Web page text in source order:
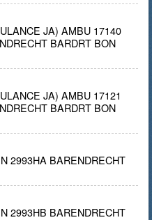
JA) AMBU 17140
BARDRT BON
JA) AMBU 17121
BARDRT BON
2993HA BARENDRECHT
2993HB BARENDRECHT